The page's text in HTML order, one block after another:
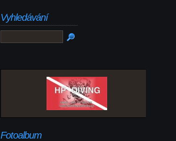
Vyhledávání
Fotoalbum